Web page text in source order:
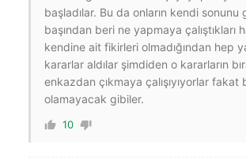
başladılar. Bu da onların kendi sonunu
başından beri ne yapmaya çalıştıkları
kendine ait fikirleri olmadığından hep
kararlar aldılar şimdiden o kararların
enkazdan çıkmaya çalışıyıyorlar fakat
olamayacak gibiler.
10